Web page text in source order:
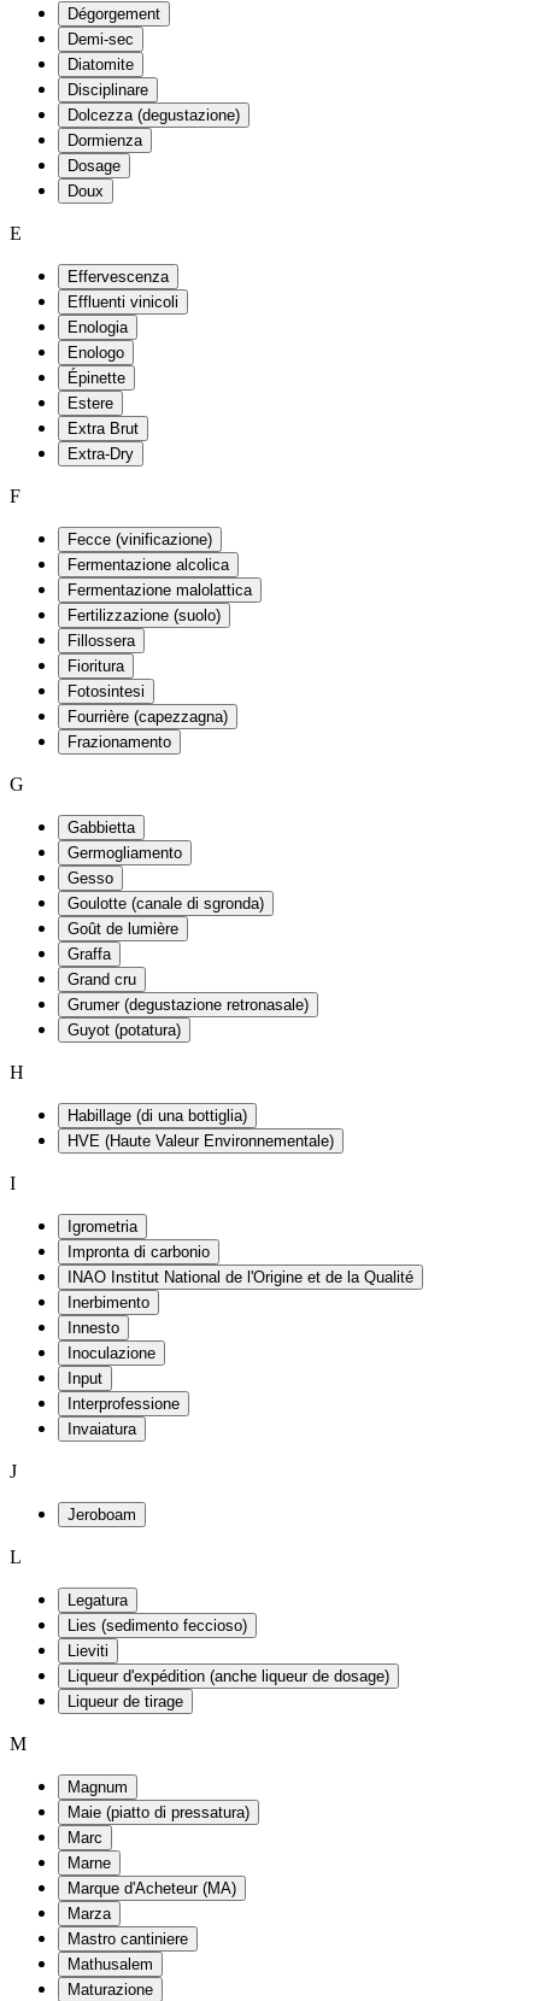
Dégorgement
Demi-sec
Diatomite
Disciplinare
Dolcezza (degustazione)
Dormienza
Dosage
Doux
E
Effervescenza
Effluenti vinicoli
Enologia
Enologo
Épinette
Estere
Extra Brut
Extra-Dry
F
Fecce (vinificazione)
Fermentazione alcolica
Fermentazione malolattica
Fertilizzazione (suolo)
Fillossera
Fioritura
Fotosintesi
Fourrière (capezzagna)
Frazionamento
G
Gabbietta
Germogliamento
Gesso
Goulotte (canale di sgronda)
Goût de lumière
Graffa
Grand cru
Grumer (degustazione retronasale)
Guyot (potatura)
H
Habillage (di una bottiglia)
HVE (Haute Valeur Environnementale)
I
Igrometria
Impronta di carbonio
INAO Institut National de l'Origine et de la Qualité
Inerbimento
Innesto
Inoculazione
Input
Interprofessione
Invaiatura
J
Jeroboam
L
Legatura
Lies (sedimento feccioso)
Lieviti
Liqueur d'expédition (anche liqueur de dosage)
Liqueur de tirage
M
Magnum
Maie (piatto di pressatura)
Marc
Marne
Marque d'Acheteur (MA)
Marza
Mastro cantiniere
Mathusalem
Maturazione